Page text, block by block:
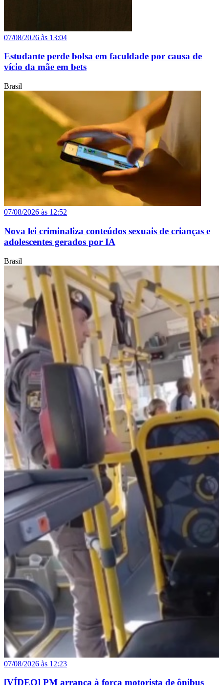
07/08/2026 às 13:04
Estudante perde bolsa em faculdade por causa de
vício da mãe em bets
Brasil
07/08/2026 às 12:52
Nova lei criminaliza conteúdos sexuais de crianças e
adolescentes gerados por IA
Brasil
07/08/2026 às 12:23
[VÍDEO] PM arranca à força motorista de ônibus